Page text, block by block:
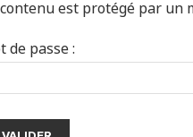
est protégé par un
de passe :